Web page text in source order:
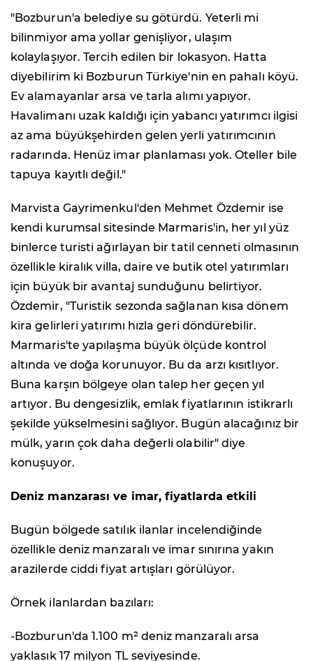
"Bozburun'a belediye su götürdü. Yeterli mi
bilinmiyor ama yollar genişliyor, ulaşım
kolaylaşıyor. Tercih edilen bir lokasyon. Hatta
diyebilirim ki Bozburun Türkiye'nin en pahalı köyü.
Ev alamayanlar arsa ve tarla alımı yapıyor.
Havalimanı uzak kaldığı için yabancı yatırımcı ilgisi
az ama büyükşehirden gelen yerli yatırımcının
radarında. Henüz imar planlaması yok. Oteller bile
tapuya kayıtlı değil."
Marvista Gayrimenkul'den Mehmet Özdemir ise
kendi kurumsal sitesinde Marmaris'in, her yıl yüz
binlerce turisti ağırlayan bir tatil cenneti olmasının
özellikle kiralık villa, daire ve butik otel yatırımları
için büyük bir avantaj sunduğunu belirtiyor.
Özdemir, "Turistik sezonda sağlanan kısa dönem
kira gelirleri yatırımı hızla geri döndürebilir.
Marmaris'te yapılaşma büyük ölçüde kontrol
altında ve doğa korunuyor. Bu da arzı kısıtlıyor.
Buna karşın bölgeye olan talep her geçen yıl
artıyor. Bu dengesizlik, emlak fiyatlarının istikrarlı
şekilde yükselmesini sağlıyor. Bugün alacağınız bir
mülk, yarın çok daha değerli olabilir" diye
konuşuyor.
Deniz manzarası ve imar, fiyatlarda etkili
Bugün bölgede satılık ilanlar incelendiğinde
özellikle deniz manzaralı ve imar sınırına yakın
arazilerde ciddi fiyat artışları görülüyor.
Örnek ilanlardan bazıları:
-Bozburun'da 1.100 m² deniz manzaralı arsa
yaklaşık 17 milyon TL seviyesinde.